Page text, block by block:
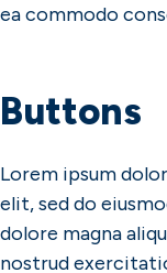
ea commodo
Buttons
Lorem ipsum
elit, sed do
dolore magna
nostrud